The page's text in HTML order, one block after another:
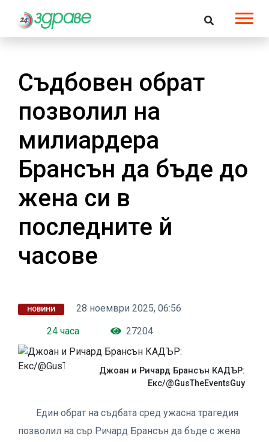
Съдбовен обрат
позволил на
милиардера
Брансън да бъде до
жена си в
последните й
часове
НОВИНИ
28 ноември 2025, 06:56
24 часа
27204
Джоан и Ричард Брансън КАДЪР:
Екс/@GusTheEventsGuy
Един обрат на съдбата сред ужасна трагедия
позволил на сър Ричард Брансън да бъде с жена